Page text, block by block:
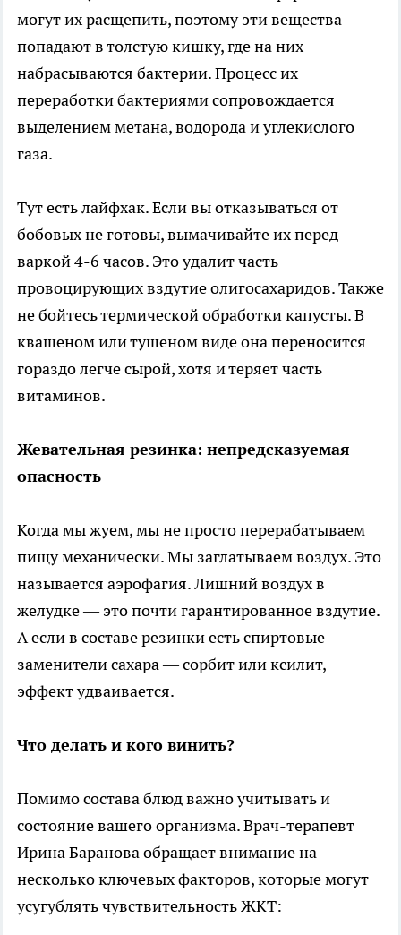
могут их расщепить, поэтому эти вещества
попадают в толстую кишку, где на них
набрасываются бактерии. Процесс их
переработки бактериями сопровождается
выделением метана, водорода и углекислого
газа.
Тут есть лайфхак. Если вы отказываться от
бобовых не готовы, вымачивайте их перед
варкой 4-6 часов. Это удалит часть
провоцирующих вздутие олигосахаридов. Также
не бойтесь термической обработки капусты. В
квашеном или тушеном виде она переносится
гораздо легче сырой, хотя и теряет часть
витаминов.
Жевательная резинка: непредсказуемая
опасность
Когда мы жуем, мы не просто перерабатываем
пищу механически. Мы заглатываем воздух. Это
называется аэрофагия. Лишний воздух в
желудке — это почти гарантированное вздутие.
А если в составе резинки есть спиртовые
заменители сахара — сорбит или ксилит,
эффект удваивается.
Что делать и кого винить?
Помимо состава блюд важно учитывать и
состояние вашего организма. Врач-терапевт
Ирина Баранова обращает внимание на
несколько ключевых факторов, которые могут
усугублять чувствительность ЖКТ: